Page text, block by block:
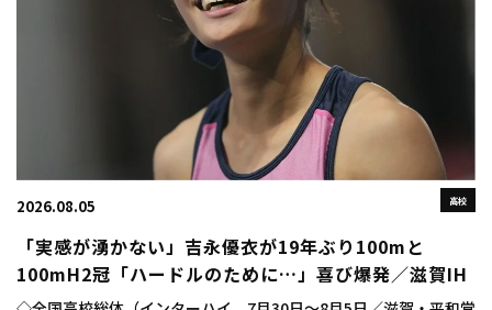
高校
2026.08.05
「実感が湧かない」吉永優衣が19年ぶり100mと
100mH2冠「ハードルのために…」喜び爆発／滋賀IH